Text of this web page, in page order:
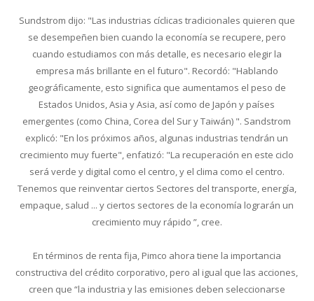
Sundstrom dijo: "Las industrias cíclicas tradicionales quieren que
se desempeñen bien cuando la economía se recupere, pero
cuando estudiamos con más detalle, es necesario elegir la
empresa más brillante en el futuro". Recordó: "Hablando
geográficamente, esto significa que aumentamos el peso de
Estados Unidos, Asia y Asia, así como de Japón y países
emergentes (como China, Corea del Sur y Taiwán) ". Sandstrom
explicó: "En los próximos años, algunas industrias tendrán un
crecimiento muy fuerte", enfatizó: "La recuperación en este ciclo
será verde y digital como el centro, y el clima como el centro.
Tenemos que reinventar ciertos Sectores del transporte, energía,
empaque, salud ... y ciertos sectores de la economía lograrán un
crecimiento muy rápido ”, cree.
En términos de renta fija, Pimco ahora tiene la importancia
constructiva del crédito corporativo, pero al igual que las acciones,
creen que “la industria y las emisiones deben seleccionarse